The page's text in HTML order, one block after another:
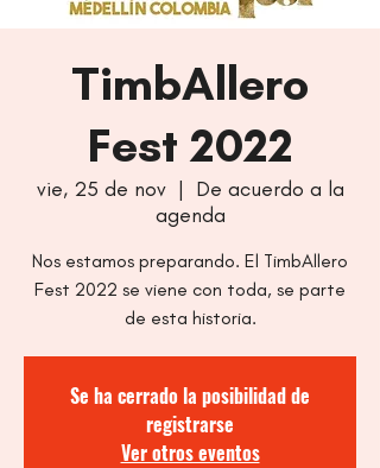
TimbAllero
Fest 2022
vie, 25 de nov
  |
De acuerdo a la
agenda
Nos estamos preparando. El TimbAllero
Fest 2022 se viene con toda, se parte
de esta historia.
Se ha cerrado la posibilidad de
registrarse
Ver otros eventos